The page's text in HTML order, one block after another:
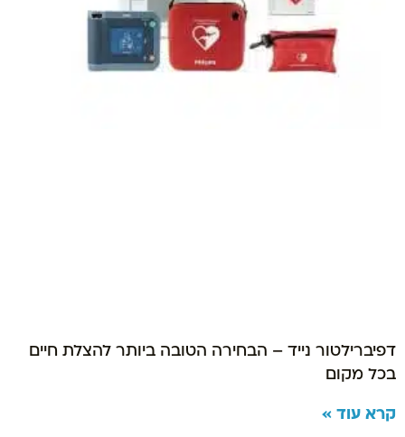
דפיברילטור נייד – הבחירה הטובה ביותר להצלת חיים
בכל מקום
קרא עוד »